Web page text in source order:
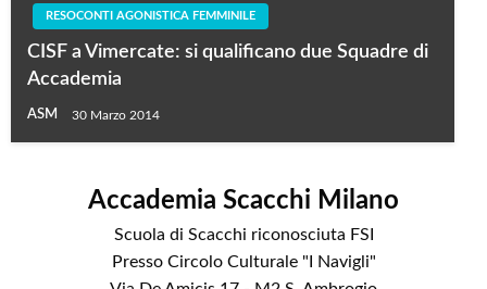
RESOCONTI AGONISTICA FEMMINILE
CISF a Vimercate: si qualificano due Squadre di
Accademia
ASM 30 Marzo 2014
Accademia Scacchi Milano
Scuola di Scacchi riconosciuta FSI
Presso Circolo Culturale "I Navigli"